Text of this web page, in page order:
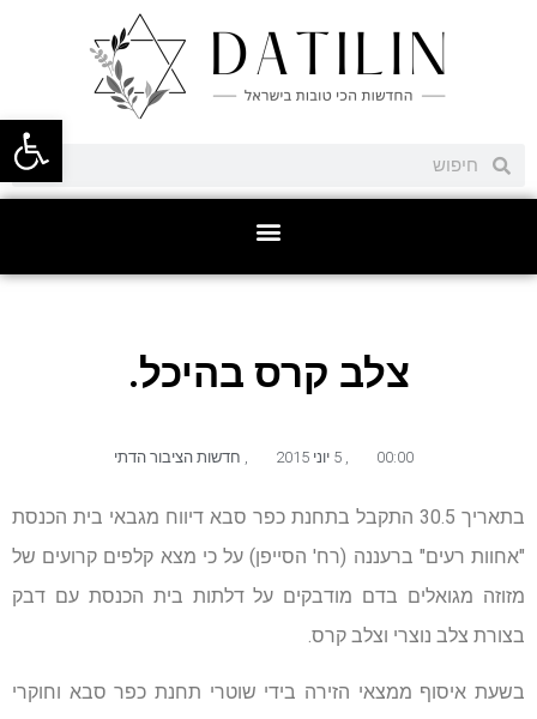
פתח
צלב קרס בהיכל.
00:00
,
, חדשות הציבור הדתי
בתאריך 30.5 התקבל בתחנת כפר סבא דיווח מגבאי בית הכנסת
"אחוות רעים" ברעננה (רח' הסייפן) על כי מצא קלפים קרועים של
מזוזה מגואלים בדם מודבקים על דלתות בית הכנסת עם דבק
בצורת צלב נוצרי וצלב קרס.
בשעת איסוף ממצאי הזירה בידי שוטרי תחנת כפר סבא וחוקרי